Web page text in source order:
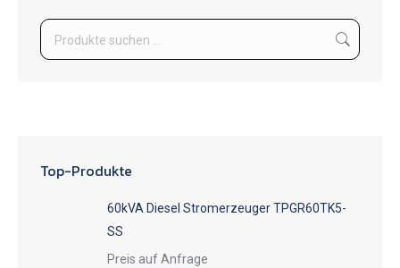
Top-Produkte
60kVA Diesel Stromerzeuger TPGR60TK5-
SS
Preis auf Anfrage